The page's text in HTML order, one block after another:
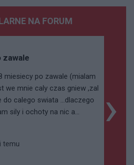
NA FORUM
zawale
miesiecy po zawale (mialam
we mnie caly czas gniew ,zal
do calego swiata ...dlaczego
sily i ochoty na nic a
ze ich brac nie bede
temu
›